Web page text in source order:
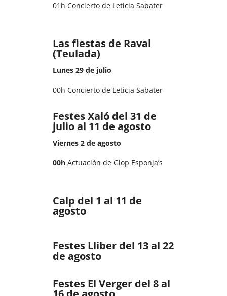
01h Concierto de Leticia Sabater
Las fiestas de Raval
(Teulada)
Lunes 29 de julio
00h Concierto de Leticia Sabater
Festes Xaló del 31 de
julio al 11 de agosto
Viernes 2 de agosto
00h Actuación de Glop Esponja’s
Calp del 1 al 11 de
agosto
Festes Lliber del 13 al 22
de agosto
Festes El Verger del 8 al